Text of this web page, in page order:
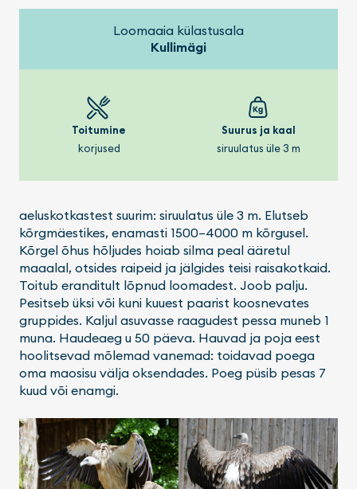
Loomaaia külastusala
Kullimägi
Toitumine
korjused
Suurus ja kaal
siruulatus üle 3 m
aeluskotkastest suurim: siruulatus üle 3 m. Elutseb
kõrgmäestikes, enamasti 1500–4000 m kõrgusel.
Kõrgel õhus hõljudes hoiab silma peal ääretul
maaalal, otsides raipeid ja jälgides teisi raisakotkaid.
Toitub eranditult lõpnud loomadest. Joob palju.
Pesitseb üksi või kuni kuuest paarist koosnevates
gruppides. Kaljul asuvasse raagudest pessa muneb 1
muna. Haudeaeg u 50 päeva. Hauvad ja poja eest
hoolitsevad mõlemad vanemad: toidavad poega
oma maosisu välja oksendades. Poeg püsib pesas 7
kuud või enamgi.